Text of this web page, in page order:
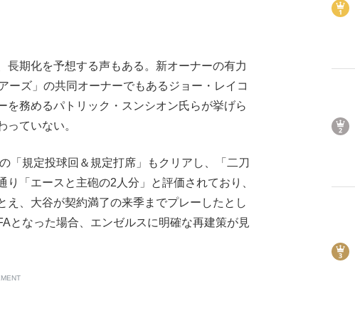
期化を予想する声もある。新オーナーの有力
ーズ」の共同オーナーでもあるジョー・レイコ
務めるパトリック・スンシオン氏らが挙げら
ていない。
規定投球回＆規定打席」もクリアし、「二刀
「エースと主砲の2人分」と評価されており、
え、大谷が契約満了の来季までプレーしたとし
となった場合、エンゼルスに明確な再建策が見